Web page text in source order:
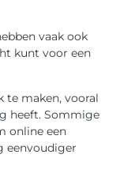
vaak ook
kunt voor een
te maken, vooral
heeft. Sommige
online een
eenvoudiger